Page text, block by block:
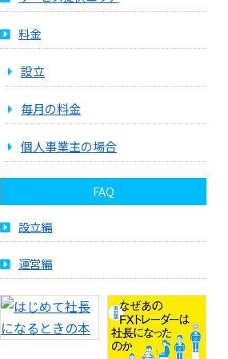
料金
設立
毎月の料金
個人事業主の場合
FAQ
設立編
運営編